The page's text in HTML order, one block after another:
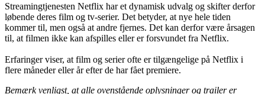
Streamingtjenesten Netflix har et dynamisk udvalg og skifter derfor
løbende deres film og tv-serier. Det betyder, at nye hele tiden
kommer til, men også at andre fjernes. Det kan derfor være årsagen
til, at filmen ikke kan afspilles eller er forsvundet fra Netflix.
Erfaringer viser, at film og serier ofte er tilgængelige på Netflix i
flere måneder eller år efter de har fået premiere.
Bemærk venligst, at alle ovenstående oplysninger og trailer er